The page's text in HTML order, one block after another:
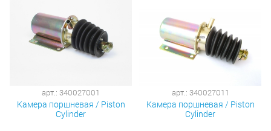
арт.: 340027001
Камера поршневая / Piston
Cylinder
арт.: 340027011
Камера поршневая / Piston
Cylinder